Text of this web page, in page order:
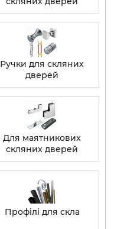
Ручки для скляних
дверей
Для маятникових
скляних дверей
Профілі для скла